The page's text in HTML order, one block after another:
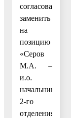
согласованию)»
заменить
на
позицию
«Серов
М.А. –
и.о.
начальника
2-го
отделения